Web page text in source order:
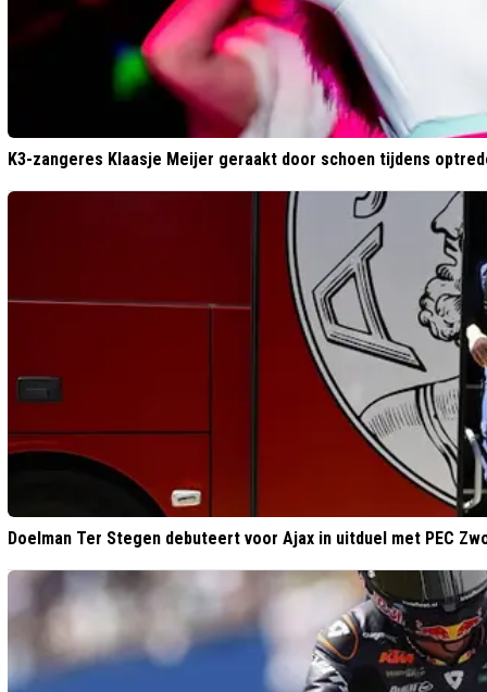
K3-zangeres Klaasje Meijer geraakt door schoen tijdens
Doelman Ter Stegen debuteert voor Ajax in uitduel met PEC